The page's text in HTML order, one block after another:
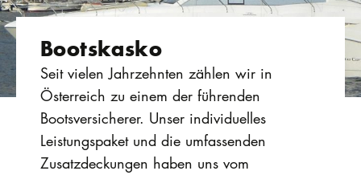
Bootskasko
Seit vielen Jahrzehnten zählen wir in
Österreich zu einem der führenden
Bootsversicherer. Unser individuelles
Leistungspaket und die umfassenden
Zusatzdeckungen haben uns vom